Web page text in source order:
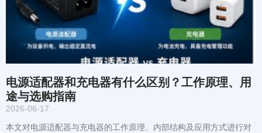
电源适配器和充电器有什么区别？工作原理、用
途与选购指南
2026-06-17
本文对电源适配器与充电器的工作原理、内部结构及应用方式进行对